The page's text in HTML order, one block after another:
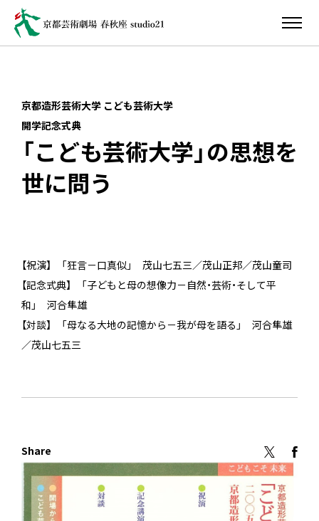
京都造形芸術大学 こども芸術大学
開学記念式典
「こども芸術大学」の思想を
世に問う
【祝演】 「狂言－口真似」 茂山七五三／茂山正邦／茂山童司
【記念式典】 「子どもと母の想像力－自然・芸術・そして平
和」 河合隼雄
【対談】 「母なる大地の記憶から－我が母を語る」 河合隼雄
／茂山七五三
Share